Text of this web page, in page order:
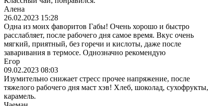
Алена
26.02.2023 15:28
Одна из моих фаворитов Габы! Очень хорошо и быстро
расслабляет, после рабочего дня самое время. Вкус очень
мягкий, приятный, без горечи и кислоты, даже после
заваривания в термосе. Однозначно рекомендую
Егор
09.02.2023 08:03
Изумительно снижает стресс прочее напряжение, после
тяжелого рабочего дня маст хэв! Хлеб, шоколад, сухофрукты,
карамель.